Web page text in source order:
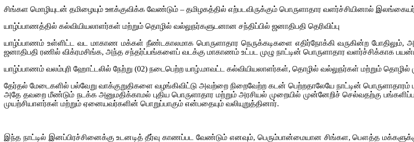
சிங்கள மொழியுடன் தமிழையும் ஊக்குவிக்க வேண்டும் – தமிழகத்தில் எற்படவிருக்கும் பொருளாதார வளர்ச்சியினால்
யாழ்ப்பாணத்தில் கல்வியியலாளர்கள் மற்றும் தொழில் வல்லுநர்களுடனான சந்திப்பில் ஜனாதிபதி தெரிவிப்பு
யாழ்ப்பாணம் உள்ளிட்ட வட மாகாண மக்கள் நீண்டகாலமாக பொருளாதார நெருக்கடிகளை எதிர்நோக்கி வருகின்ற போதிலும்,
ஜனாதிபதி ரணில் விக்ரமசிங்க, அந்த சந்தர்ப்பங்களைப் வடக்கு மாகாணம் உட்பட முழு நாட்டின் பொருளாதார வளர்ச்சிக்காக
யாழ்ப்பாணம் வலம்புரி ஹோட்டலில் நேற்று (02) நடைபெற்ற யாழ்.மாவட்ட கல்வியியலாளர்கள், தொழில் வல்லுநர்கள் மற்றும் தொழில்
தேர்தல் மேடைகளில் பல்வேறு வாக்குறுதிகளை வழங்கிவிட்டு அவற்றை நிறைவேற்ற கடன் பெற்றதாலேயே நாட்டின் பொருளாதாரம்
அதே தவறை மீண்டும் நடக்க அனுமதிக்காமல் புதிய பொருளாதார மற்றும் அரசியல் முறையில் முன்னேறிச் செல்வதற்கு
முயற்சியாளர்கள் மற்றும் ஏனையவர்களின் பொறுப்பாகும் என்பதையும் வலியுறுத்தினார்.
இந்த நாட்டில் இனப்பிரச்சினைக்கு உடனடித் தீர்வு காணப்பட வேண்டும் எனவும், பெரும்பான்மையான சிங்கள, பௌத்த